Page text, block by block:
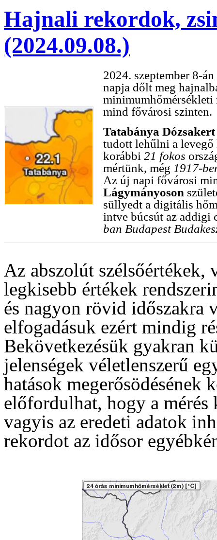
Hajnali rekordok,
(2024.09.08.)
2024. szeptember 8-
napja dőlt meg
minimumhőmérsékleti
mind fővárosi szinten.
Tatabánya Dózsakert
tudott lehűlni a levegő
korábbi 21 fokos
mértünk, még 1917-
Az új napi fővárosi
Lágymányoson
süllyedt a digitális
intve búcsút az addigi
ban Budapest
Az abszolút szélsőértékek,
legkisebb értékek
és nagyon rövid időszakra
elfogadásuk ezért mindig
Bekövetkezésük gyakran
jelenségek véletlenszerű
hatások megerősödésének
előfordulhat, hogy a
vagyis az eredeti adatok
rekordot az idősor